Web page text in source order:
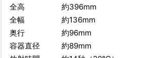
全高
約396mm
全幅
約136mm
奥行
約96mm
容器直径
約89mm